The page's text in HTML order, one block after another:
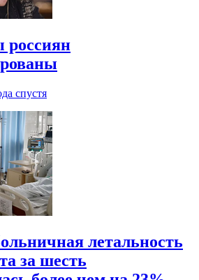
спустя
летальность
за шесть